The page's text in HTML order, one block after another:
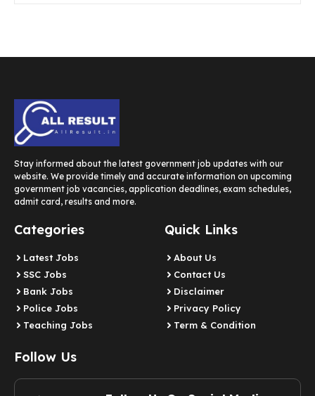
Stay informed about the latest government job updates with our
website. We provide timely and accurate information on upcoming
government job vacancies, application deadlines, exam schedules,
admit card, results and more.
Categories
Latest Jobs
SSC Jobs
Bank Jobs
Police Jobs
Teaching Jobs
Quick Links
About Us
Contact Us
Disclaimer
Privacy Policy
Term & Condition
Follow Us